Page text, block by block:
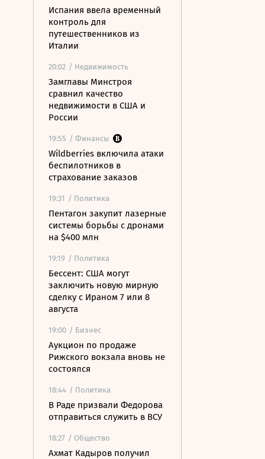
Испания ввела временный
контроль для
путешественников из
Италии
20:02 / Недвижимость
Замглавы Минстроя
сравнил качество
недвижимости в США и
России
19:55 / Финансы
Wildberries включила атаки
беспилотников в
страхование заказов
19:31 / Политика
Пентагон закупит лазерные
системы борьбы с дронами
на $400 млн
19:19 / Политика
Бессент: США могут
заключить новую мирную
сделку с Ираном 7 или 8
августа
19:00 / Бизнес
Аукцион по продаже
Рижского вокзала вновь не
состоялся
18:44 / Политика
В Раде призвали Федорова
отправиться служить в ВСУ
18:27 / Общество
Ахмат Кадыров получил